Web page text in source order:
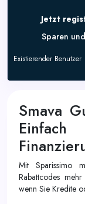
Jetzt
Sparen
Existierender Benutzer
Smava
Mit Sparissimo
Rabattcodes
wenn Sie Kredite